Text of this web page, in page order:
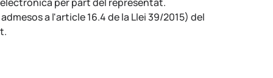
a l'article 16.4 de la Llei 39/2015) del